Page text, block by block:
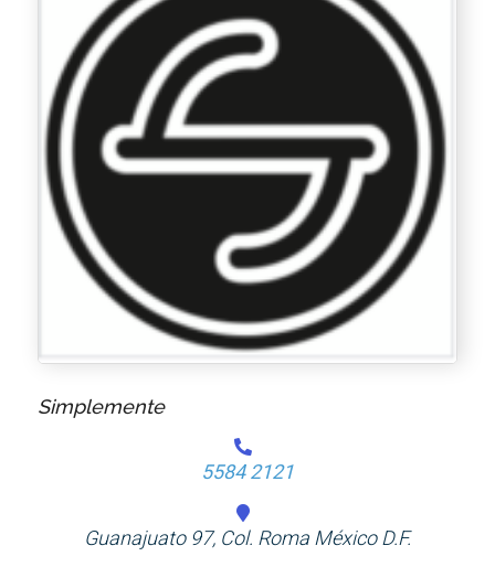
Simplemente
5584 2121
Guanajuato 97, Col. Roma México D.F.